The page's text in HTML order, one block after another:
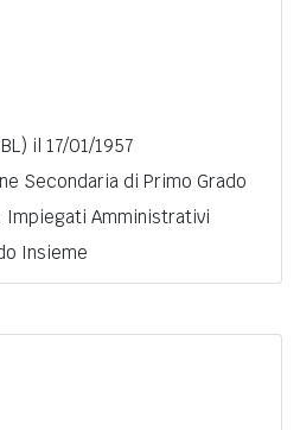
il 17/01/1957
Secondaria di Primo Grado
Impiegati Amministrativi
Insieme